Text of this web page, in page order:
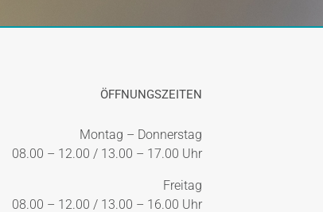
ÖFFNUNGSZEITEN
Montag – Donnerstag
08.00 – 12.00 / 13.00 – 17.00 Uhr
Freitag
08.00 – 12.00 / 13.00 – 16.00 Uhr